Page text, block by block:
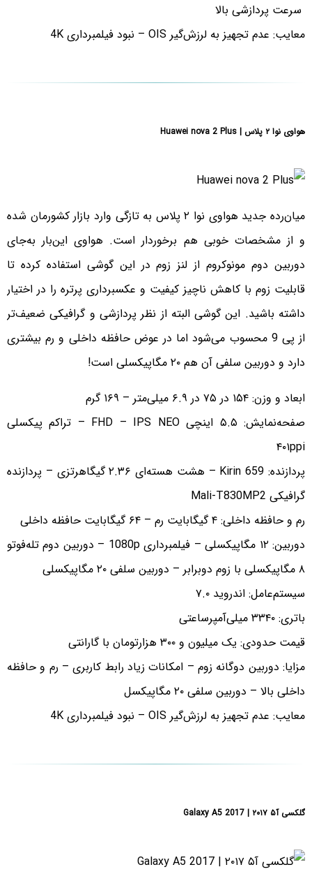
سرعت پردازشی بالا
معایب: عدم تجهیز به لرزش‌گیر OIS – نبود فیلمبرداری 4K
هواوی نوا ۲ پلاس | Huawei nova 2 Plus
میان‌رده جدید هواوی نوا ۲ پلاس به تازگی وارد بازار کشورمان شده
و از مشخصات خوبی هم برخوردار است. هواوی این‌بار به‌جای
دوربین دوم مونوکروم از لنز زوم در این گوشی استفاده کرده تا
قابلیت زوم با کاهش ناچیز کیفیت و عکسبرداری پرتره را در اختیار
داشته باشید. این گوشی البته از نظر پردازشی و گرافیکی ضعیف‌تر
از پی 9 محسوب می‌شود اما در عوض حافظه داخلی و رم بیشتری
دارد و دوربین سلفی آن هم ۲۰ مگاپیکسلی است!
ابعاد و وزن: ۱۵۴ در ۷۵ در ۶.۹ میلی‌متر – ۱۶۹ گرم
صفحه‌نمایش: ۵.۵ اینچی FHD – IPS NEO – تراکم پیکسلی
۴۰۱ppi
پردازنده: Kirin 659 – هشت هسته‌ای ۲.۳۶ گیگاهرتزی – پردازنده
گرافیکی Mali-T830MP2
رم و حافظه داخلی: ۴ گیگابایت رم – ۶۴ گیگابایت حافظه داخلی
دوربین: ۱۲ مگاپیکسلی – فیلمبرداری 1080p – دوربین دوم تله‌فوتو
۸ مگاپیکسلی با زوم دوبرابر – دوربین سلفی ۲۰ مگاپیکسلی
سیستم‌عامل: اندروید ۷.۰
باتری: ۳۳۴۰ میلی‌آمپرساعتی
قیمت حدودی: یک میلیون و ۳۰۰ هزارتومان با گارانتی
مزایا: دوربین دوگانه زوم – امکانات زیاد رابط کاربری – رم و حافظه
داخلی بالا – دوربین سلفی ۲۰ مگاپیکسل
معایب: عدم تجهیز به لرزش‌گیر OIS – نبود فیلمبرداری 4K
گلکسی آ۵ ۲۰۱۷ | Galaxy A5 2017